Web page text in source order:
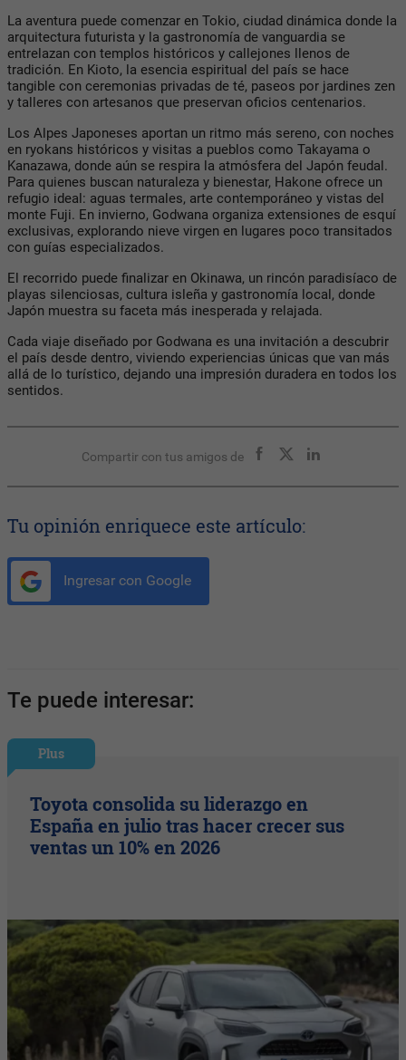
La aventura puede comenzar en Tokio, ciudad dinámica donde la
arquitectura futurista y la gastronomía de vanguardia se
entrelazan con templos históricos y callejones llenos de
tradición. En Kioto, la esencia espiritual del país se hace
tangible con ceremonias privadas de té, paseos por jardines zen
y talleres con artesanos que preservan oficios centenarios.
Los Alpes Japoneses aportan un ritmo más sereno, con noches
en ryokans históricos y visitas a pueblos como Takayama o
Kanazawa, donde aún se respira la atmósfera del Japón feudal.
Para quienes buscan naturaleza y bienestar, Hakone ofrece un
refugio ideal: aguas termales, arte contemporáneo y vistas del
monte Fuji. En invierno, Godwana organiza extensiones de esquí
exclusivas, explorando nieve virgen en lugares poco transitados
con guías especializados.
El recorrido puede finalizar en Okinawa, un rincón paradisíaco de
playas silenciosas, cultura isleña y gastronomía local, donde
Japón muestra su faceta más inesperada y relajada.
Cada viaje diseñado por Godwana es una invitación a descubrir
el país desde dentro, viviendo experiencias únicas que van más
allá de lo turístico, dejando una impresión duradera en todos los
sentidos.
Compartir con tus amigos de
Tu opinión enriquece este artículo:
Ingresar con Google
Te puede interesar:
Plus
Toyota consolida su liderazgo en
España en julio tras hacer crecer sus
ventas un 10% en 2026